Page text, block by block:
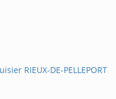
RIEUX-DE-PELLEPORT